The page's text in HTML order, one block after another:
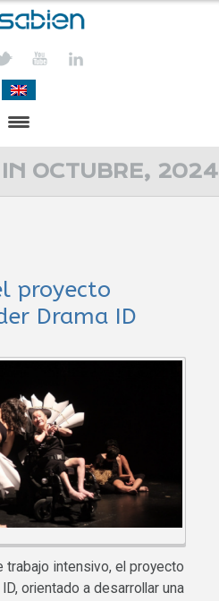
OCTUBRE, 2024
proyecto
Drama ID
intensivo, el proyecto
orientado a desarrollar una